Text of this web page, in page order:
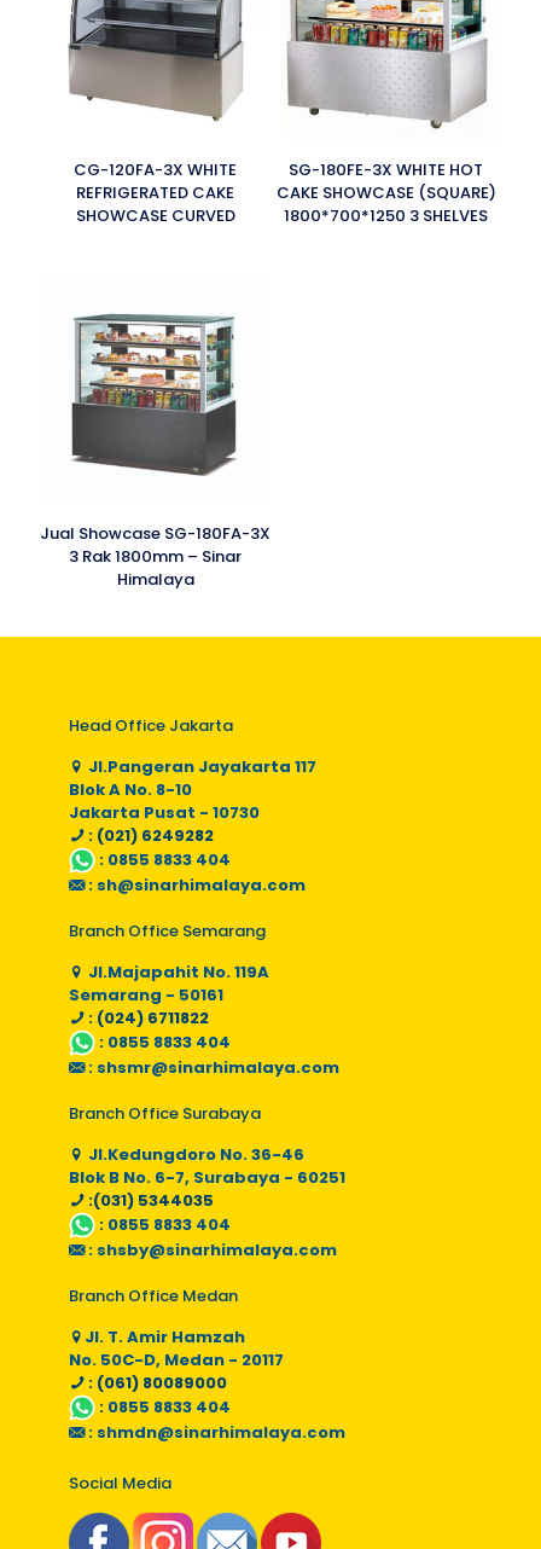
CG-120FA-3X WHITE
REFRIGERATED CAKE
SHOWCASE CURVED
SG-180FE-3X WHITE HOT
CAKE SHOWCASE (SQUARE)
1800*700*1250 3 SHELVES
Jual Showcase SG-180FA-3X
3 Rak 1800mm – Sinar
Himalaya
Head Office Jakarta
Jl.Pangeran Jayakarta 117
Blok A No. 8-10
Jakarta Pusat - 10730
: (021) 6249282
: 0855 8833 404
: sh@sinarhimalaya.com
Branch Office Semarang
Jl.Majapahit No. 119A
Semarang - 50161
: (024) 6711822
: 0855 8833 404
: shsmr@sinarhimalaya.com
Branch Office Surabaya
Jl.Kedungdoro No. 36-46
Blok B No. 6-7, Surabaya - 60251
:(031) 5344035
: 0855 8833 404
: shsby@sinarhimalaya.com
Branch Office Medan
Jl. T. Amir Hamzah
No. 50C-D, Medan - 20117
: (061) 80089000
: 0855 8833 404
: shmdn@sinarhimalaya.com
Social Media